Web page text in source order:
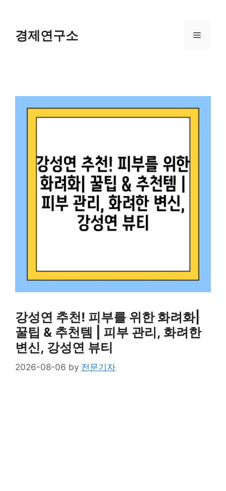
content경제연구소 Menu
강성연 추천! 피부를 위한 화려화|
꿀팁 & 추천템 | 피부 관리, 화려한
변신, 강성연 뷰티
2026-08-06 by 전문기자